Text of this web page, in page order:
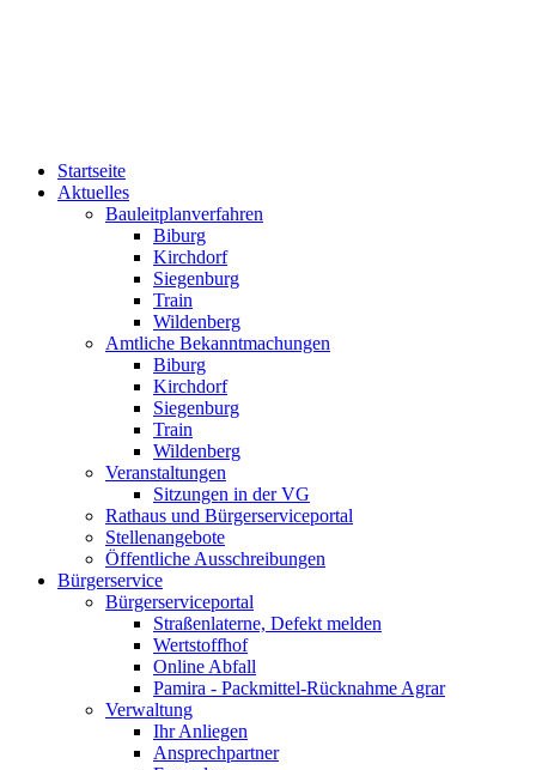
Startseite
Aktuelles
Bauleitplanverfahren
Biburg
Kirchdorf
Siegenburg
Train
Wildenberg
Amtliche Bekanntmachungen
Biburg
Kirchdorf
Siegenburg
Train
Wildenberg
Veranstaltungen
Sitzungen in der VG
Rathaus und Bürgerserviceportal
Stellenangebote
Öffentliche Ausschreibungen
Bürgerservice
Bürgerserviceportal
Straßenlaterne, Defekt melden
Wertstoffhof
Online Abfall
Pamira - Packmittel-Rücknahme Agrar
Verwaltung
Ihr Anliegen
Ansprechpartner